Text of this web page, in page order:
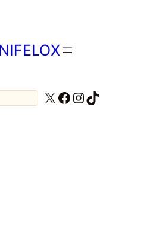
X Facebook
Instagram
TikTok